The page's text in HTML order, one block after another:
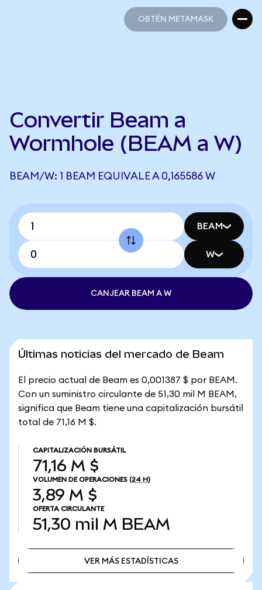
OBTÉN METAMASK
Convertir Beam a
Wormhole (BEAM a W)
BEAM/W: 1 BEAM EQUIVALE A 0,165586 W
BEAM
W
CANJEAR BEAM A W
Últimas noticias del mercado de Beam
El precio actual de Beam es 0,001387 $ por BEAM.
Con un suministro circulante de 51,30 mil M BEAM,
significa que Beam tiene una capitalización bursátil
total de 71,16 M $.
CAPITALIZACIÓN BURSÁTIL
71,16 M $
VOLUMEN DE OPERACIONES (24 H)
3,89 M $
OFERTA CIRCULANTE
51,30 mil M BEAM
VER MÁS ESTADÍSTICAS